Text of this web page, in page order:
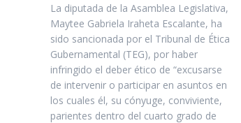
La diputada de la Asamblea Legislativa,
Maytee Gabriela Iraheta Escalante, ha
sido sancionada por el Tribunal de Ética
Gubernamental (TEG), por haber
infringido el deber ético de “excusarse
de intervenir o participar en asuntos en
los cuales él, su cónyuge, conviviente,
parientes dentro del cuarto grado de